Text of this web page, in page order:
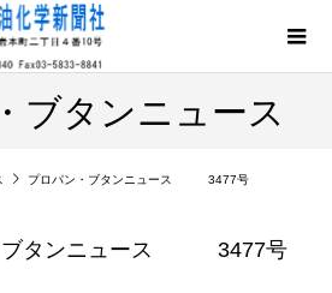
ブタンニュース
プロパン・ブタンニュース 3477号
ブタンニュース 3477号